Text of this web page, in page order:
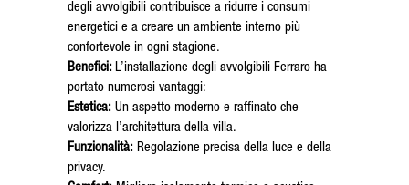
degli avvolgibili contribuisce a ridurre i consumi
energetici e a creare un ambiente interno più
confortevole in ogni stagione.
Benefici: L’installazione degli avvolgibili Ferraro ha
portato numerosi vantaggi:
Estetica: Un aspetto moderno e raffinato che
valorizza l’architettura della villa.
Funzionalità: Regolazione precisa della luce e della
privacy.